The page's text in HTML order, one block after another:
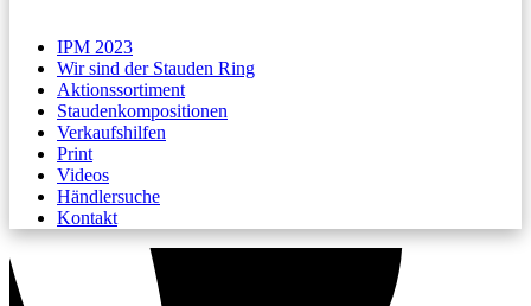
IPM 2023
Wir sind der Stauden Ring
Aktionssortiment
Staudenkompositionen
Verkaufshilfen
Print
Videos
Händlersuche
Kontakt